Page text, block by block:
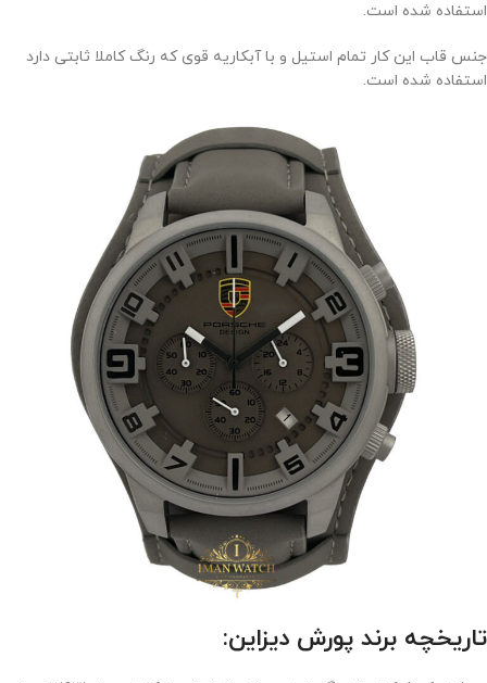
استفاده شده است.
جنس قاب این کار تمام استیل و با آبکاریه قوی که رنگ کاملا ثابتی دارد
استفاده شده است.
تاریخچه برند پورش دیزاین: